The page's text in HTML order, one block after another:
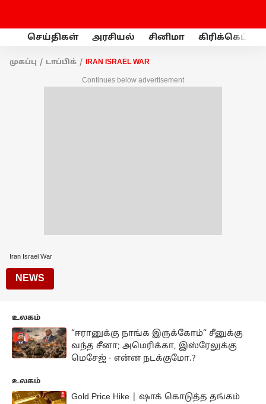
செய்திகள் அரசியல் சினிமா கிரிக்கெட்
முகப்பு டாப்பிக் IRAN ISRAEL WAR
Continues below advertisement
Iran Israel War
NEWS
உலகம்
“ஈரானுக்கு நாங்க இருக்கோம்“ சீனுக்கு
வந்த சீனா; அமெரிக்கா, இஸ்ரேலுக்கு
மெசேஜ் - என்ன நடக்குமோ.?
உலகம்
Gold Price Hike | ஷாக் கொடுத்த தங்கம்